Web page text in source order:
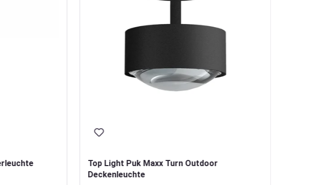
Top Light Puk Maxx Turn Outdoor
Deckenleuchte